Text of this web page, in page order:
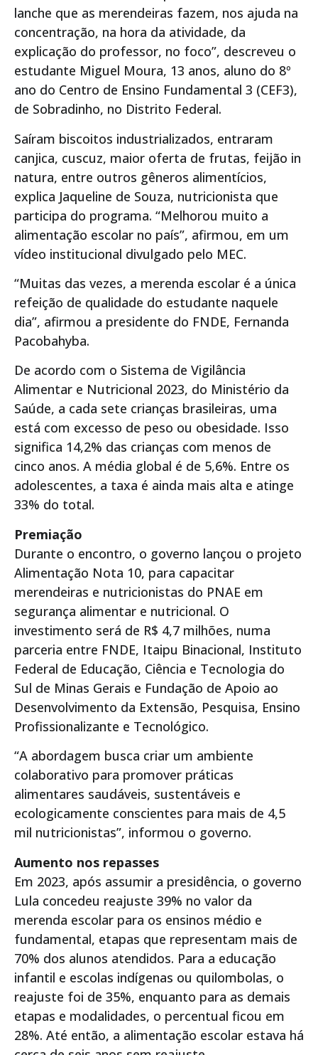
lanche que as merendeiras fazem, nos ajuda na
concentração, na hora da atividade, da
explicação do professor, no foco”, descreveu o
estudante Miguel Moura, 13 anos, aluno do 8º
ano do Centro de Ensino Fundamental 3 (CEF3),
de Sobradinho, no Distrito Federal.
Saíram biscoitos⁯ industrializados, entraram
canjica, cuscuz, maior oferta de frutas, feijão in
natura, entre outros gêneros alimentícios,
explica Jaqueline de Souza, nutricionista que
participa do programa. “Melhorou muito a
alimentação escolar no país”, afirmou, em um
vídeo institucional divulgado pelo MEC.
“Muitas das vezes, a merenda escolar é a única
refeição de qualidade do estudante naquele
dia”, afirmou a presidente do FNDE, Fernanda
Pacobahyba.
De acordo com o Sistema de Vigilância
Alimentar e Nutricional 2023, do Ministério da
Saúde, a cada sete crianças brasileiras, uma
está com excesso de peso ou obesidade. Isso
significa 14,2% das crianças com menos de
cinco anos. A média global é de 5,6%. Entre os
adolescentes, a taxa é ainda mais alta e atinge
33% do total.
Premiação
Durante o encontro, o governo lançou o projeto
Alimentação Nota 10, para capacitar
merendeiras e nutricionistas do PNAE em
segurança alimentar e nutricional. O
investimento será de R$ 4,7 milhões, numa
parceria entre FNDE, Itaipu Binacional, Instituto
Federal de Educação, Ciência e Tecnologia do
Sul de Minas Gerais e Fundação de Apoio ao
Desenvolvimento da Extensão, Pesquisa, Ensino
Profissionalizante e Tecnológico.
“A abordagem busca criar um ambiente
colaborativo para promover práticas
alimentares saudáveis, sustentáveis e
ecologicamente conscientes para mais de 4,5
mil nutricionistas”, informou o governo.
Aumento nos repasses
Em 2023, após assumir a presidência, o governo
Lula concedeu reajuste 39% no valor da
merenda escolar para os ensinos médio e
fundamental, etapas que representam mais de
70% dos alunos atendidos. Para a educação
infantil e escolas indígenas ou quilombolas, o
reajuste foi de 35%, enquanto para as demais
etapas e modalidades, o percentual ficou em
28%. Até então, a alimentação escolar estava há